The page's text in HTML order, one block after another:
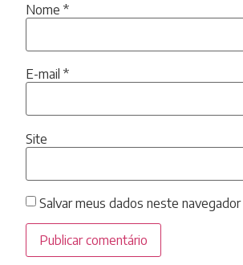
Nome *
E-mail *
Site
Salvar meus dados neste